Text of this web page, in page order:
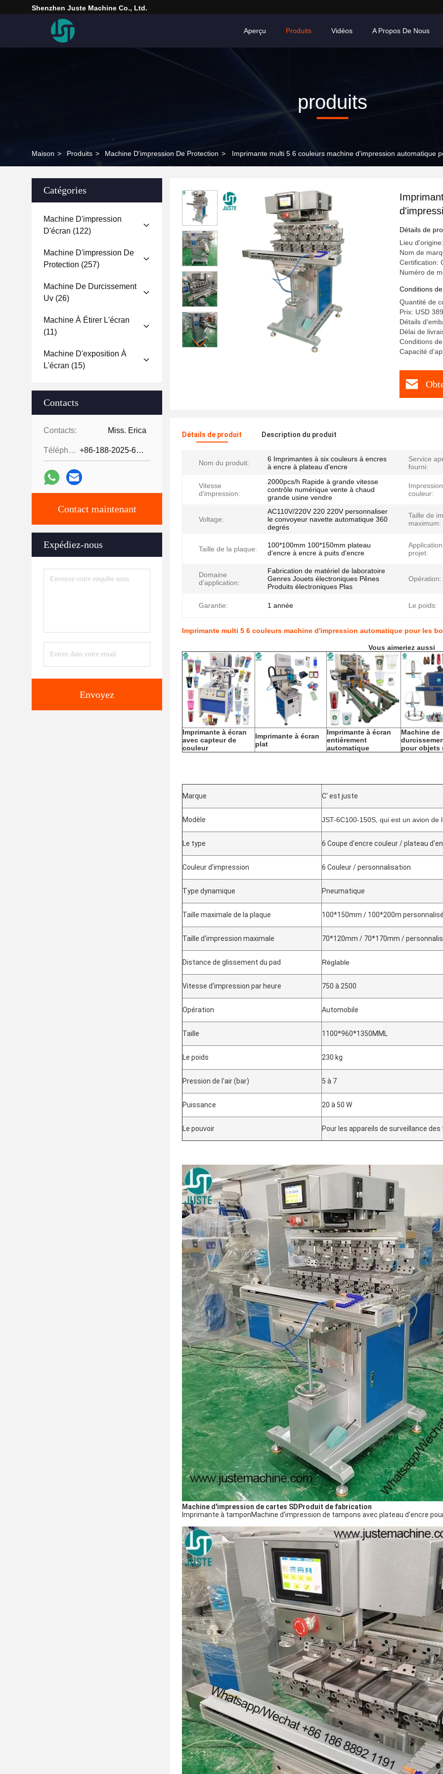
Shenzhen Juste Machine Co., Ltd.
Aperçu Produits Vidéos A Propos De Nous
produits
Maison > Produits > Machine D'impression De Protection > Imprimante multi 5 6 couleurs machine d'impression automatique
Catégories
Machine D'impression
D'écran (122)
Machine D'impression De
Protection (257)
Machine De Durcissement
Uv (26)
Machine À Étirer L'écran
(11)
Machine D'exposition À
L'écran (15)
Contacts
Contacts: Miss. Erica
Téléphone: +86-188-2025-6376
Contact maintenant
Expédiez-nous
Envoyez
numéros
Détails de
Lieu
Nom de
Certification:
Numéro de
Conditions
Quantité de
Prix: USD
Détails
Délai de
Conditions
Capacité
Détails de produit Description du produit
Nom du produit:
6 Imprimantes à six couleurs à encres
à encre à plateau d'encre
Service
fourni:
Vitesse
d'impression:
2000pcs/h Rapide à grande vitesse
contrôle numérique vente à chaud
grande usine vendre
couleur:
Voltage:
AC110V/220V 220 220V personnaliser
le convoyeur navette automatique 360
degrés
Taille de
maximum:
Taille de la plaque:
100*100mm 100*150mm plateau
d'encre à encre à puits d'encre
projet:
Domaine
d'application:
Fabrication de matériel de laboratoire
Genres Jouets électroniques Pênes
Produits électroniques Plas
Opération:
Garantie: 1 année Le poids:
Imprimante multi 5 6 couleurs machine d'impression automatique pour les
Vous aimeriez aussi
Imprimante à écran
avec capteur de
couleur
Imprimante à écran
plat
Imprimante à écran
entièrement
automatique
Machine de
pour objets
Marque C' est juste
Modèle JST-6C100-150S, qui est un avion de
Le type 6 Coupe d'encre couleur / plateau
Couleur d'impression 6 Couleur / personnalisation
Type dynamique Pneumatique
Taille maximale de la plaque 100*150mm / 100*200m
Taille d'impression maximale 70*120mm / 70*170mm /
Distance de glissement du pad Réglable
Vitesse d'impression par heure 750 à 2500
Opération Automobile
Taille 1100*960*1350MML
Le poids 230 kg
Pression de l'air (bar) 5 à 7
Puissance 20 à 50 W
Le pouvoir Pour les appareils de surveillance
Machine d'impression de cartes SD Produit de fabrication
Imprimante à tamponMachine d'impression de tampons avec plateau d'encre